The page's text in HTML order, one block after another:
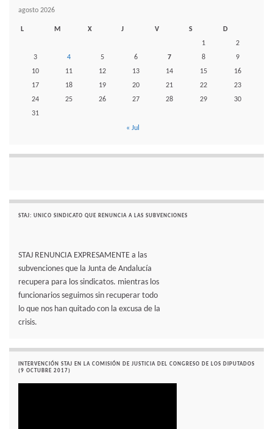
agosto 2026
L M X J V S
D
1
2
3
4 5 6 7 8
9
10
11 12 13 14 15
16
17
18 19 20 21 22
23
24
25 26 27 28 29
30
31
« Jul
STAJ: UNICO SINDICATO QUE RENUNCIA A LAS SUBVENCIONES
STAJ RENUNCIA EXPRESAMENTE a las
subvenciones que la Junta de Andalucía
recupera para los sindicatos. mientras los
funcionarios seguimos sin recuperar todo
lo que nos han quitado con la excusa de la
crisis.
INTERVENCIÓN STAJ EN LA COMISIÓN DE JUSTICIA DEL CONGRESO DE LOS DIPUTADOS
(9 OCTUBRE 2017)